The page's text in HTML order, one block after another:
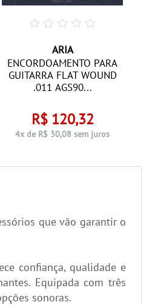
ARIA
ENCORDOAMENTO PARA
GUITARRA FLAT WOUND
.011 AGS90...
R$ 120,32
4x de R$ 30,08 sem juros
que vão garantir o
confiança, qualidade e
Equipada com três
sonoras.